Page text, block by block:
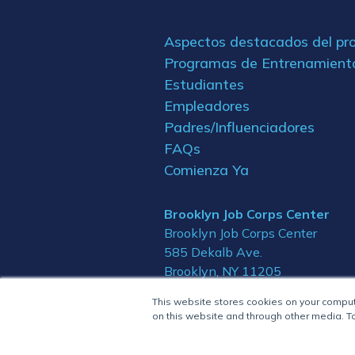
This website stores cookies on your
on this website and through other media.
Aspectos destacados del
Programas de
Estudiantes
Empleadores
Padres/Influenciadores
FAQs
Comienza Ya
Brooklyn Job Corps Center
Brooklyn Job Corps Center
585 Dekalb Ave.
Brooklyn, NY 11205